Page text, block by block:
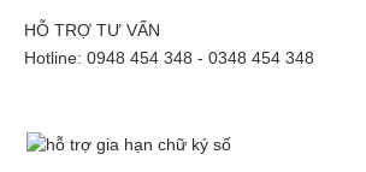
HỖ TRỢ TƯ VẤN
Hotline: 0948 454 348 - 0348 454 348